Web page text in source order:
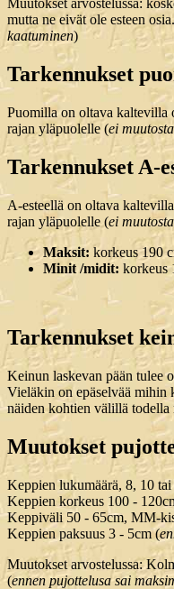
Muutokset arvostelussa:
mutta ne eivät ole esteen
kaatuminen)
Tarkennukset
Puomilla on oltava kaltevilla
rajan yläpuolelle (ei muutosta
Tarkennukset A-
A-esteellä on oltava
rajan yläpuolelle (ei muutosta
Maksit: korkeus 190
Minit /midit: korkeus
Tarkennukset
Keinun laskevan pään tulee
Vieläkin on epäselvää mihin
näiden kohtien välillä todella
Muutokset
Keppien lukumäärä, 8, 10
Keppien korkeus 100 -
Keppiväli 50 - 65cm, MM-
Keppien paksuus 3 - 5cm (
Muutokset arvostelussa:
(ennen pujottelusa sai